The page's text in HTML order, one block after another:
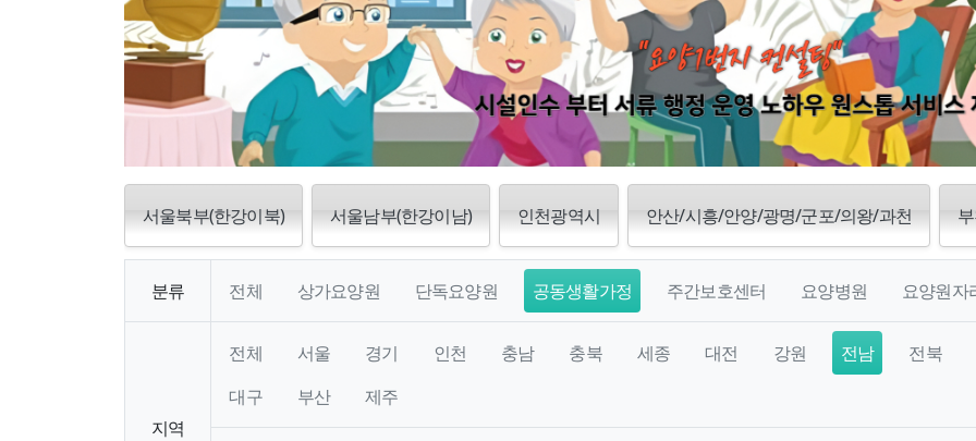
서울북부(한강이북) 서울남부(한강이남) 인천광역시 안산/시흥/안양/광명/군포/의왕/과천
분류 전체 상가요양원 단독요양원 공동생활가정 주간보호센터 요양병원 요양원자
지역
전체 서울 경기 인천 충남 충북 세종 대전 강원 전남
전북
대구
부산 제주